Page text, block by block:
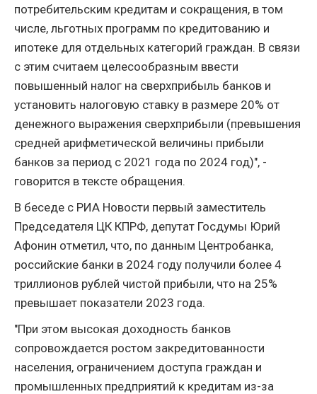
потребительским кредитам и сокращения, в том
числе, льготных программ по кредитованию и
ипотеке для отдельных категорий граждан. В связи
с этим считаем целесообразным ввести
повышенный налог на сверхприбыль банков и
установить налоговую ставку в размере 20% от
денежного выражения сверхприбыли (превышения
средней арифметической величины прибыли
банков за период с 2021 года по 2024 год)", -
говорится в тексте обращения.
В беседе с РИА Новости первый заместитель
Председателя ЦК КПРФ, депутат Госдумы Юрий
Афонин отметил, что, по данным Центробанка,
российские банки в 2024 году получили более 4
триллионов рублей чистой прибыли, что на 25%
превышает показатели 2023 года.
"При этом высокая доходность банков
сопровождается ростом закредитованности
населения, ограничением доступа граждан и
промышленных предприятий к кредитам из-за